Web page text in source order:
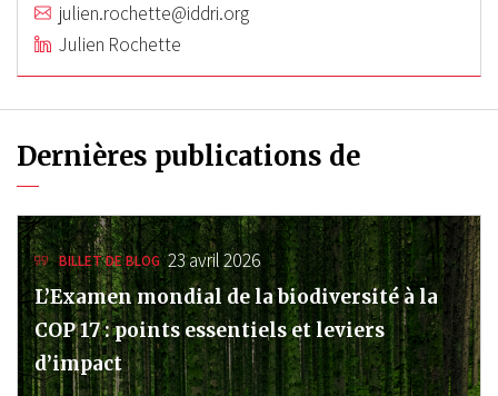
julien.rochette@iddri.org
Julien Rochette
Dernières publications de
BILLET DE BLOG 23 avril 2026
L’Examen mondial de la biodiversité à la
COP 17 : points essentiels et leviers
d’impact